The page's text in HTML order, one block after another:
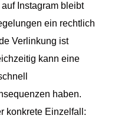
Instagram bleibt
ein rechtlich
Verlinkung ist
kann eine
haben.
konkrete Einzelfall: